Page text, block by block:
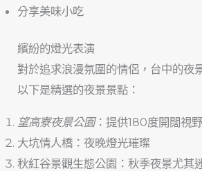
分享美味小吃
繽紛的燈光表演
對於追求浪漫氛圍的情侶，台中的夜
以下是精選的夜景景點：
望高寮夜景公園：提供180度開闊視野
大坑情人橋：夜晚燈光璀璨
秋紅谷景觀生態公園：秋季夜景尤其